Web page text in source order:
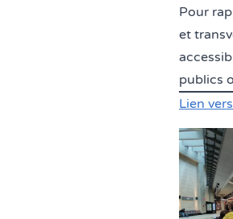
Pour
et
publics
Lien